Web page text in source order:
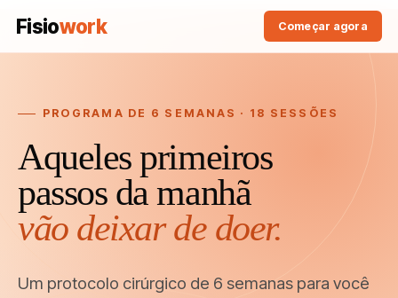
Fisiowork Começar agora
PROGRAMA DE 6 SEMANAS · 18 SESSÕES
Aqueles primeiros
passos da manhã
vão deixar de doer.
Um protocolo cirúrgico de 6 semanas para você